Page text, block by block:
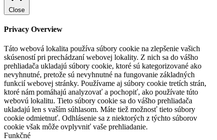
Close
Privacy Overview
Táto webová lokalita používa súbory cookie na zlepšenie vašich
skúseností pri prechádzaní webovej lokality. Z nich sa do vášho
prehliadača ukladajú súbory cookie, ktoré sú kategorizované ako
nevyhnutné, pretože sú nevyhnutné na fungovanie základných
funkcií webovej stránky. Používame aj súbory cookie tretích strán,
ktoré nám pomáhajú analyzovať a pochopiť, ako používate túto
webovú lokalitu. Tieto súbory cookie sa do vášho prehliadača
ukladajú len s vaším súhlasom. Máte tiež možnosť tieto súbory
cookie odmietnuť. Odhlásenie sa z niektorých z týchto súborov
cookie však môže ovplyvniť vaše prehliadanie.
Funkčné